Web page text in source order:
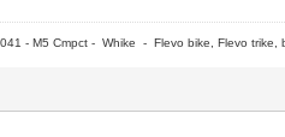
- M5 Cmpct - Whike - Flevo bike, Flevo trike,